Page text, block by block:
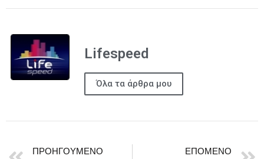
Lifespeed
Όλα τα άρθρα μου
ΠΡΟΗΓΟΎΜΕΝΟ
ΕΠΌΜΕΝΟ